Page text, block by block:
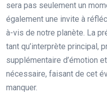
sera pas seulement un
également une invite à
à-vis de notre planète. La
tant qu’interprète principal,
supplémentaire d’émotion
nécessaire, faisant de cet
manquer.